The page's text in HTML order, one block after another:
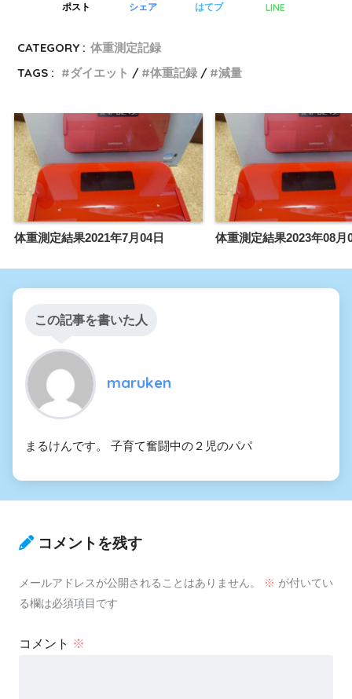
ポスト シェア はてブ LINE
CATEGORY : 体重測定記録
TAGS :
ダイエット 体重記録 減量
体重測定結果2021年7月04日 体重測定結果2023年08月
この記事を書いた人
maruken
まるけんです。 子育て奮闘中の２児のパパ
コメントを残す
メールアドレスが公開されることはありません。 ※ が付いてい
る欄は必須項目です
コメント ※